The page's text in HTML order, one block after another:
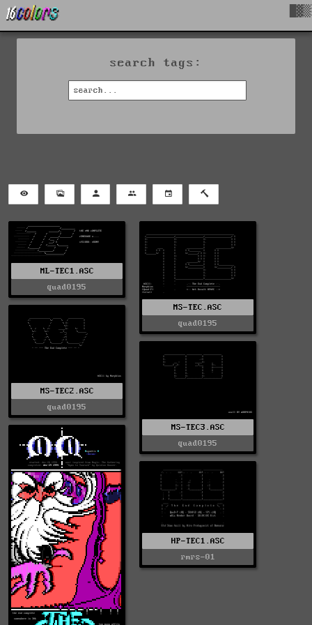
search tags:
ML-TEC1.ASC
quad0195
MS-TEC.ASC
quad0195
MS-TEC2.ASC
quad0195
MS-TEC3.ASC
quad0195
HP-TEC1.ASC
rmrs-01